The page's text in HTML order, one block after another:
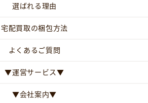
選ばれる理由
宅配買取の梱包方法
よくあるご質問
▼運営サービス▼
▼会社案内▼